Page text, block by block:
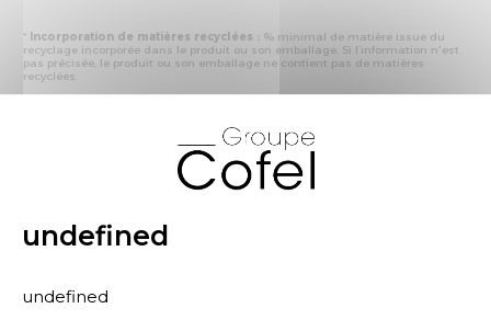
* Incorporation de matières recyclées : % minimal de matière issue du
recyclage incorporée dans le produit ou son emballage. Si l’information n'est
pas précisée, le produit ou son emballage ne contient pas de matières
recyclées.
produite par les processus de recyclage mis en œuvre représente plus de 50
% en masse du déchet collecté
- « produit ou emballage entièrement recyclable » : la matière recyclée
produite par les processus de recyclage mis en œuvre représente plus de 95
% en masse du déchet collecté
rubrique les primes et pénalités déclarées à ECOMAISON et CITEO (Eco
organismes français) lors de la déclaration annuelle de nos produits.
undefined
undefined